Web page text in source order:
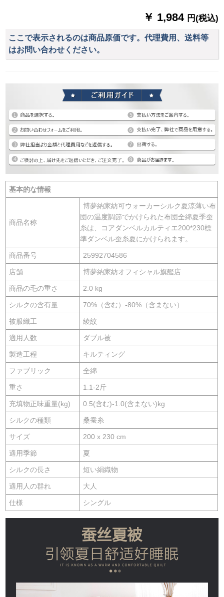
￥ 1,984 円(税込)
ここで表示されるのは商品原価です。代理費用、送料等
はお問い合わせください。
基本的な情報
商品名称
博夢納家紡可ウォーカーシルク夏涼薄い布
団の温度調節でかけられた布団全綿夏季蚕
糸は、コアダンベルカルティエ200*230標
準ダンベル蚕糸夏にかけられます。
商品番号 25992704586
店舗 博夢納家紡オフィシャル旗艦店
商品の毛の重さ 2.0 kg
シルクの含有量 70%（含む）-80%（含まない）
被服織工 綾紋
適用人数 ダブル被
製造工程 キルティング
ファブリック 全綿
重さ 1.1-2斤
充填物正味重量(kg) 0.5(含む)-1.0(含まない)kg
シルクの種類 桑蚕糸
サイズ 200 x 230 cm
適用季節 夏
シルクの長さ 短い絹織物
適用人の群れ 大人
仕様 シングル